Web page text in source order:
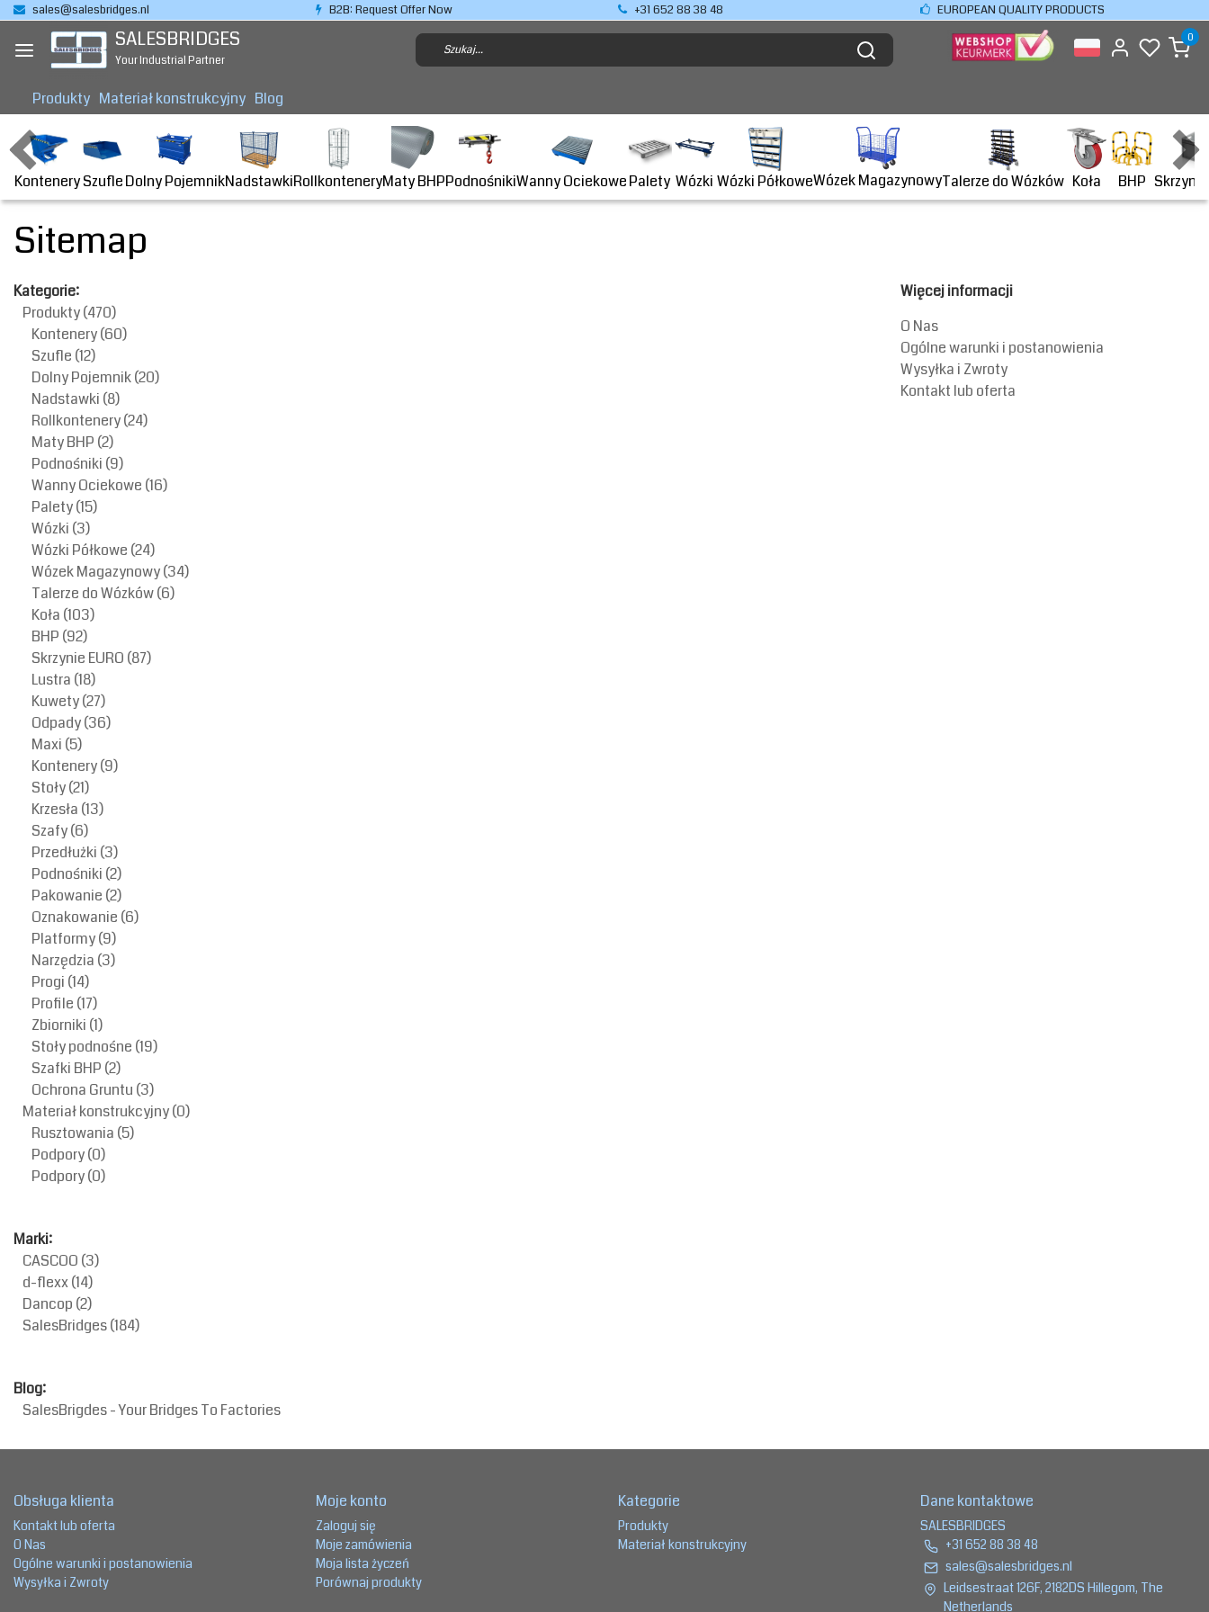
sales@salesbridges.nl B2B: Request Offer Now +31 652 88 38 48 EUROPEAN QUALITY PRODUCTS
SALESBRIDGES
Your Industrial Partner
0
Produkty Materiał konstrukcyjny Blog
KontenerySzufleDolny PojemnikNadstawkiRollkonteneryMaty BHPPodnośnikiWanny OciekowePalety Wózki Wózki PółkoweWózek MagazynowyTalerze do Wózków Koła BHP
Sitemap
Kategorie:
Produkty(470)
Kontenery(60)
Szufle (12)
Dolny Pojemnik(20)
Nadstawki (8)
Rollkontenery(24)
Maty BHP (2)
Podnośniki (9)
Wanny Ociekowe (16)
Palety(15)
Wózki (3)
Wózki Półkowe (24)
Wózek Magazynowy(34)
Talerze do Wózków(6)
Koła (103)
BHP (92)
Skrzynie EURO (87)
Lustra (18)
Kuwety(27)
Odpady(36)
Maxi (5)
Kontenery(9)
Stoły(21)
Krzesła (13)
Szafy(6)
Przedłużki (3)
Podnośniki (2)
Pakowanie (2)
Oznakowanie (6)
Platformy(9)
Narzędzia (3)
Progi (14)
Profile (17)
Zbiorniki (1)
Stoły podnośne (19)
Szafki BHP (2)
Ochrona Gruntu (3)
Materiał konstrukcyjny(0)
Rusztowania (5)
Podpory(0)
Podpory(0)
Marki:
CASCOO (3)
d-flexx(14)
Dancop (2)
SalesBridges(184)
Blog:
SalesBrigdes - Your Bridges To Factories
Więcej informacji
O Nas
Ogólne warunki i postanowienia
Wysyłka i Zwroty
Kontakt lub oferta
Obsługa klienta
Kontakt lub oferta
O Nas
Ogólne warunki i postanowienia
Wysyłka i Zwroty
Moje konto
Zaloguj się
Moje zamówienia
Moja lista życzeń
Porównaj produkty
Kategorie
Produkty
Materiał konstrukcyjny
Dane kontaktowe
SALESBRIDGES
+31 652 88 38 48
sales@salesbridges.nl
Leidsestraat 126F, 2182DS Hillegom, The
Netherlands